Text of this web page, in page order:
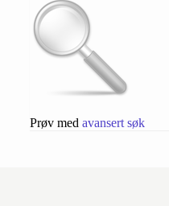
Prøv med avansert søk